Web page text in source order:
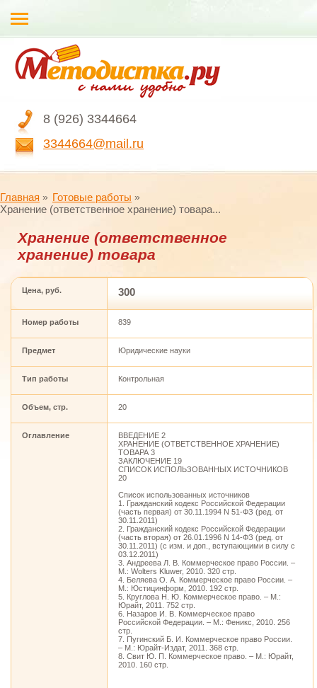
8 (926) 3344664
3344664@mail.ru
Главная
Готовые работы
Хранение (ответственное хранение) товара...
Хранение (ответственное
хранение) товара
Цена, руб. 300
Номер работы 839
Предмет Юридические науки
Тип работы Контрольная
Объем, стр. 20
Оглавление
ВВЕДЕНИЕ 2
ХРАНЕНИЕ (ОТВЕТСТВЕННОЕ ХРАНЕНИЕ)
ТОВАРА 3
ЗАКЛЮЧЕНИЕ 19
СПИСОК ИСПОЛЬЗОВАННЫХ ИСТОЧНИКОВ
20
Список использованных источников
1. Гражданский кодекс Российской Федерации
(часть первая) от 30.11.1994 N 51-ФЗ (ред. от
30.11.2011)
2. Гражданский кодекс Российской Федерации
(часть вторая) от 26.01.1996 N 14-ФЗ (ред. от
30.11.2011) (с изм. и доп., вступающими в силу с
03.12.2011)
3. Андреева Л. В. Коммерческое право России. –
М.: Wolters Kluwer, 2010. 320 стр.
4. Беляева О. А. Коммерческое право России. –
М.: Юстицинформ, 2010. 192 стр.
5. Круглова Н. Ю. Коммерческое право. – М.:
Юрайт, 2011. 752 стр.
6. Назаров И. В. Коммерческое право
Российской Федерации. – М.: Феникс, 2010. 256
стр.
7. Пугинский Б. И. Коммерческое право России.
– М.: Юрайт-Издат, 2011. 368 стр.
8. Свит Ю. П. Коммерческое право. – М.: Юрайт,
2010. 160 стр.